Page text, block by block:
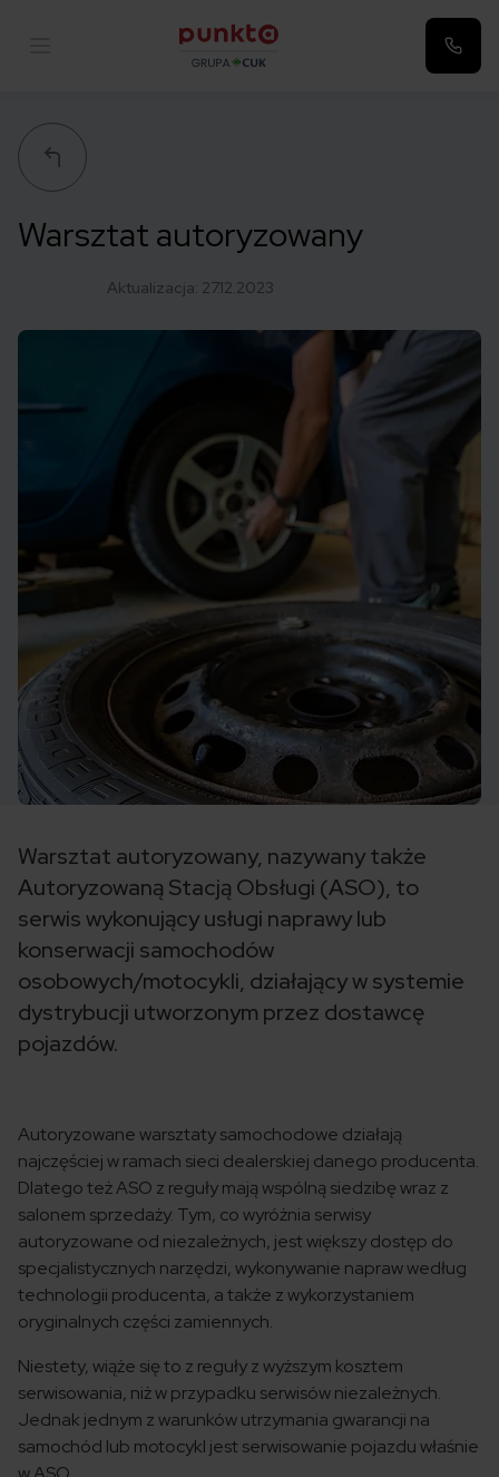
Warsztat autoryzowany
Aktualizacja: 27.12.2023
Warsztat autoryzowany, nazywany także
Autoryzowaną Stacją Obsługi (ASO), to
serwis wykonujący usługi naprawy lub
konserwacji samochodów
osobowych/motocykli, działający w systemie
dystrybucji utworzonym przez dostawcę
pojazdów.
Autoryzowane warsztaty samochodowe działają
najczęściej w ramach sieci dealerskiej danego producenta.
Dlatego też ASO z reguły mają wspólną siedzibę wraz z
salonem sprzedaży. Tym, co wyróżnia serwisy
autoryzowane od niezależnych, jest większy dostęp do
specjalistycznych narzędzi, wykonywanie napraw według
technologii producenta, a także z wykorzystaniem
oryginalnych części zamiennych.
Niestety, wiąże się to z reguły z wyższym kosztem
serwisowania, niż w przypadku serwisów niezależnych.
Jednak jednym z warunków utrzymania gwarancji na
samochód lub motocykl jest serwisowanie pojazdu właśnie